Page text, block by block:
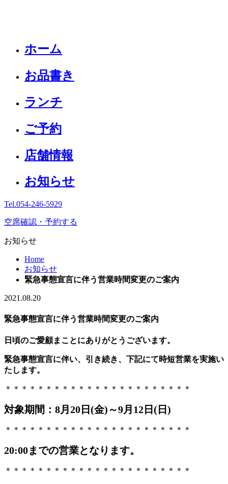
ホーム
お品書き
ランチ
ご予約
店舗情報
お知らせ
Tel.054-246-5929
空席確認・予約する
お知らせ
Home
お知らせ
緊急事態宣言に伴う営業時間変更のご案内
2021.08.20
緊急事態宣言に伴う営業時間変更のご案内
日頃のご愛顧まことにありがとうございます。
緊急事態宣言に伴い、引き続き、下記にて時短営業を実施い
たします。
＊＊＊＊＊＊＊＊＊＊＊＊＊＊＊＊＊＊＊＊＊＊＊
対象期間：8月20日(金)～9月12日(日)
＊＊＊＊＊＊＊＊＊＊＊＊＊＊＊＊＊＊＊＊＊＊＊
20:00までの営業となります。
＊＊＊＊＊＊＊＊＊＊＊＊＊＊＊＊＊＊＊＊＊＊＊